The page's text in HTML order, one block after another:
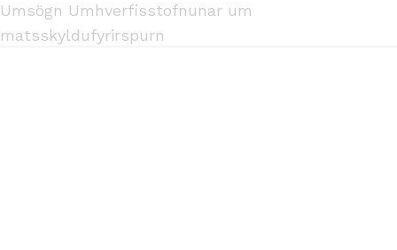
Umsögn Umhverfisstofnunar um
matsskyldufyrirspurn